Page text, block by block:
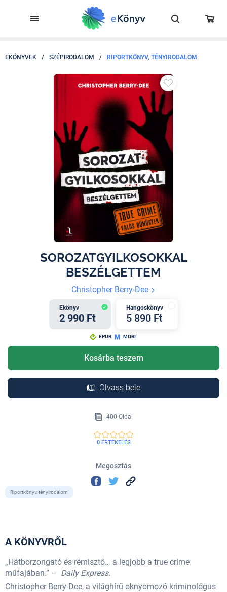
EKÖNYVEK / SZÉPIRODALOM / RIPORTKÖNYV, TÉNYIRODALOM
SOROZATGYILKOSOKKAL
BESZÉLGETTEM
Christopher Berry-Dee
Ekönyv
2 990 Ft
Hangoskönyv
5 890 Ft
EPUB MOBI
Kosárba teszem
Olvass bele
400 Oldal
0 ÉRTÉKELÉS
Megosztás
Riportkönyv, tényirodalom
A KÖNYVRŐL
„Hátborzongató és rémisztő… a legjobb a true crime
műfajában.” – Daily Express.
Christopher Berry-Dee, a világhírű oknyomozó kriminológus